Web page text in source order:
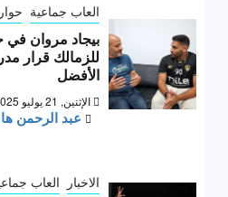
العاب جماعية
بيجاد مروان
للزمالك قرار
الأفضل
الإثنين, 21 يوليو 2025, 5:37 م
عبد الرحمن
الاخبار العاب